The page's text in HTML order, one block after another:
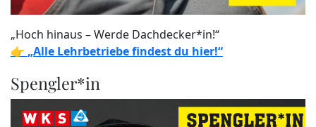
„Hoch hinaus – Werde Dachdecker*in!“
👉 „Alle Lehrbetriebe findest du hier!“
Spengler*in